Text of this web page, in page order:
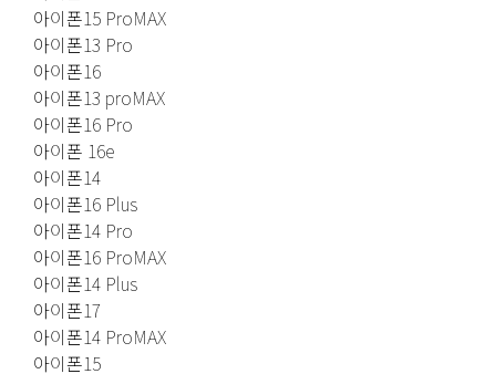
아이폰15 ProMAX
아이폰13 Pro
아이폰16
아이폰13 proMAX
아이폰16 Pro
아이폰 16e
아이폰14
아이폰16 Plus
아이폰14 Pro
아이폰16 ProMAX
아이폰14 Plus
아이폰17
아이폰14 ProMAX
아이폰15